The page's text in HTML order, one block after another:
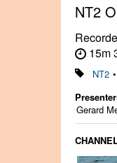
NT2
15m
NT2 •
Gerard